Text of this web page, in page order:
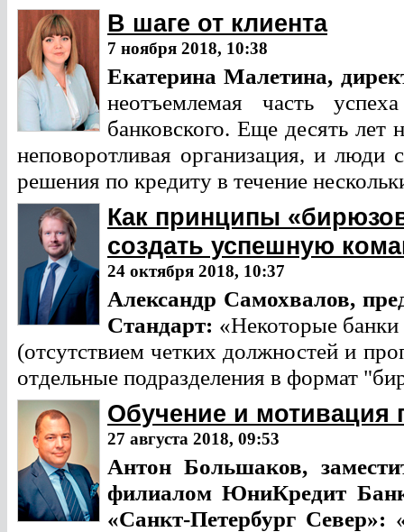
В шаге от клиента
7 ноября 2018, 10:38
Екатерина Малетина,
неотъемлемая часть
банковского. Еще десять лет
неповоротливая организация, и
решения по кредиту в течение
Как принципы
создать успешную
24 октября 2018, 10:37
Александр Самохвалов,
Стандарт: «Некоторые банки
(отсутствием четких должностей и
отдельные подразделения в формат
Обучение и мотивация
27 августа 2018, 09:53
Антон Большаков,
филиалом ЮниКредит
«Санкт-Петербург Север»: